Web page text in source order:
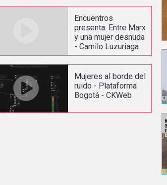
Encuentros
presenta: Entre Marx
y una mujer desnuda
- Camilo Luzuriaga
Mujeres al borde del
ruido - Plataforma
Bogotá - CKWeb